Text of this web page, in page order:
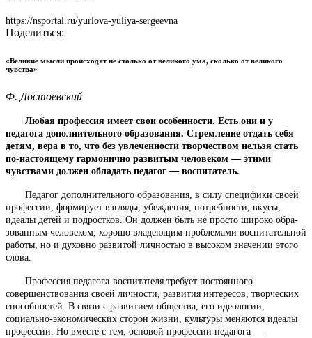
https://nsportal.ru/yurlova-yuliya-sergeevna
Поделиться:
«Великие мысли происходят не столько от великого ума, сколько от великого
чувства»
Ф. Достоевский
Любая профессия имеет свои особенности. Есть они и у
педагога дополнительного образования. Стремление отдать себя
детям, вера в то, что без увлеченности творчеством нельзя стать
по-настоящему гармонично развитым человеком — этими
чувствами должен обла­дать педагог — воспитатель.
Педагог дополнительного образования, в силу специфики своей
профессии, формирует взгляды, убеждения, потребности, вкусы,
идеалы детей и подростков. Он должен быть не просто широко обра­
зованным человеком, хорошо владеющим проблемами воспитатель­ной
работы, но и духовно развитой личностью в высоком значении этого
слова.
Профессия педагога-воспитателя требует постоянного
совершенствования своей личности, развития интересов, творческих
способно­стей. В связи с развитием общества, его идеологии,
социально-эко­номических сторон жизни, культуры меняются идеалы
профессии. Но вместе с тем, основой профессии педагога —